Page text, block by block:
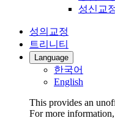
성신교
성의교정
트리니티
Language
한국어
English
This provides an
For more